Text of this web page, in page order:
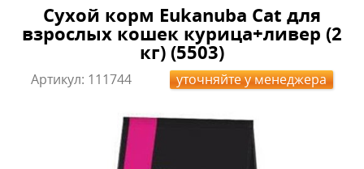
Сухой корм Eukanuba Cat для
взрослых кошек курица+ливер (2
кг) (5503)
Артикул: 111744 уточняйте у менеджера